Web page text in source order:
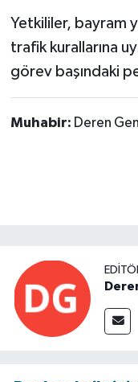
Yetkililer, bayram
trafik kurallarına
görev başındaki
Muhabir: Deren